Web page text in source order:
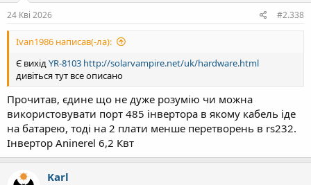
:
24 Кві 2026 #2.338
Іvan1986 написав(-ла):
Є вихідYR-8103 http://solarvampire.net/uk/hardware.html
дивіться тут все описано
Прочитав, єдине що не дуже розумію чи можна
використовувати порт 485 інвертора в якому кабель іде
на батарею, тоді на 2 плати менше перетворень в rs232.
Інвертор Aninerel 6,2 Квт
Karl